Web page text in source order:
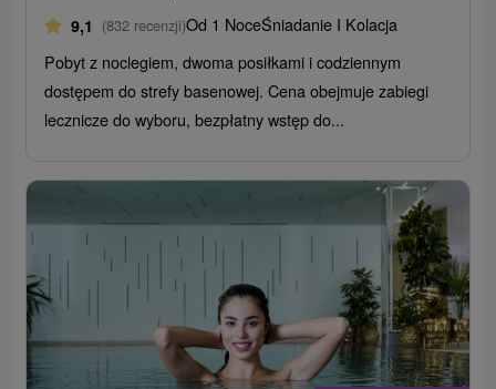
9,1 (832 recenzji)Od 1 NoceŚniadanie I Kolacja
Pobyt z noclegiem, dwoma posiłkami i codziennym
dostępem do strefy basenowej. Cena obejmuje zabiegi
lecznicze do wyboru, bezpłatny wstęp do...